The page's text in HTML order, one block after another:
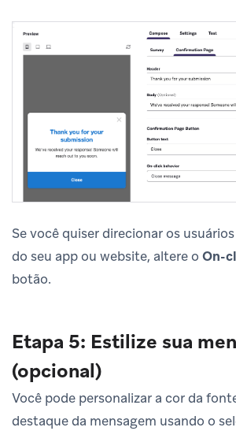
Se você quiser direcionar os
do seu app ou website, altere o On-
botão.
Etapa 5: Estilize sua
(opcional)
Você pode personalizar a cor da
destaque da mensagem usando o